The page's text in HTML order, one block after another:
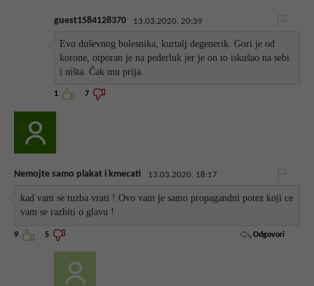
guest1584128370 13.03.2020. 20:39
Evo duševnog bolesnika, kurtalj degenerik. Gori je od
korone, otporan je na pederluk jer je on to iskušao na sebi
i ništa. Čak mu prija.
1 7
Nemojte samo plakat i kmecati 13.03.2020. 18:17
kad vam se tuzba vrati ! Ovo vam je samo propagandni potez koji ce
vam se razbiti o glavu !
9 5 Odgovori